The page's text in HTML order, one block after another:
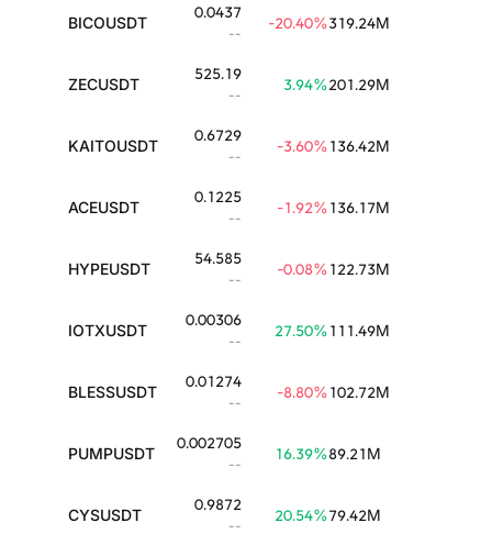
BICOUSDT
0.0437
--
-20.40%319.24M
ZECUSDT
525.19
--
3.94%201.29M
KAITOUSDT
0.6729
--
-3.60%136.42M
ACEUSDT
0.1225
--
-1.92%136.17M
HYPEUSDT
54.585
--
-0.08%122.73M
IOTXUSDT
0.00306
--
27.50%111.49M
BLESSUSDT
0.01274
--
-8.80%102.72M
PUMPUSDT
0.002705
--
16.39%89.21M
CYSUSDT
0.9872
--
20.54%79.42M